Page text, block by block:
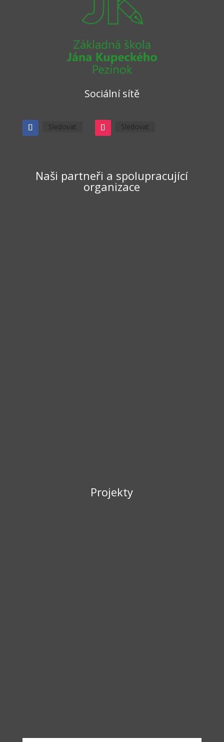
Sociální sítě
Sledovat Sledovat
Naši partneři a spolupracující
organizace
Projekty